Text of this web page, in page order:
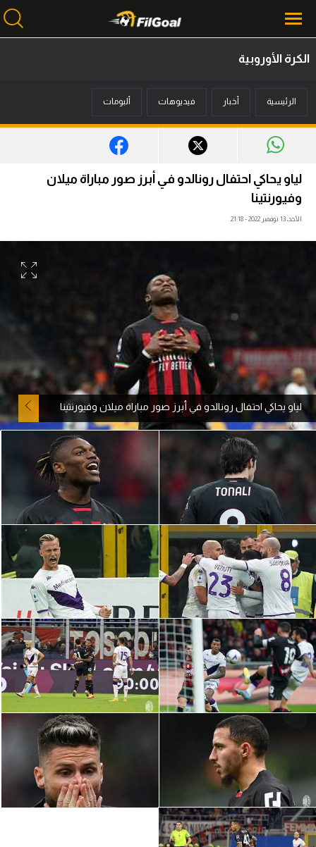
أخبار
ميركاتو
فانتازي في الجول
ركن الألعاب
بطولات
أمريكا 2026
الدوري المصري
الدوري الإنجليزي الممتاز
الدوري الإسباني
الدوري الإيطالي
الدوري الألماني
الدوري الفرنسي
الدوري السعودي للمحترفين
دوري أبطال أوروبا
دوري أبطال إفريقيا
كل البطولات
أقسام
الكرة المصرية
الكرة الأوروبية
الرئيسية أخبار فيديوهات ألبومات
لياو يحاكي احتفال رونالدو في أبرز صور مباراة ميلان
وفيورنتينا
الأحد، 13 نوفمبر 2022 - 21:18
لياو يحاكي احتفال رونالدو في أبرز صور مباراة ميلان وفيورنتينا